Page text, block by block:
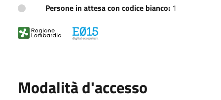
Persone in attesa con codice bianco: 1
Modalità d'accesso